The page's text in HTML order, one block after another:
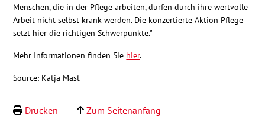
Pressemitteilungen
Reden
Debattenbeiträge
Kontakt
Menschen, die in der Pflege arbeiten, dürfen durch ihre wertvolle
Arbeit nicht selbst krank werden. Die konzertierte Aktion Pflege
setzt hier die richtigen Schwerpunkte."
Mehr Informationen finden Sie hier.
Source: Katja Mast
Drucken Zum Seitenanfang